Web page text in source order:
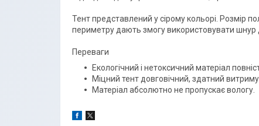
Тент представлений у сірому кольорі. Розмір
периметру дають змогу використовувати шнур
Переваги
Екологічний і нетоксичний матеріал
Міцний тент довговічний, здатний
Матеріал абсолютно не пропускає вологу.